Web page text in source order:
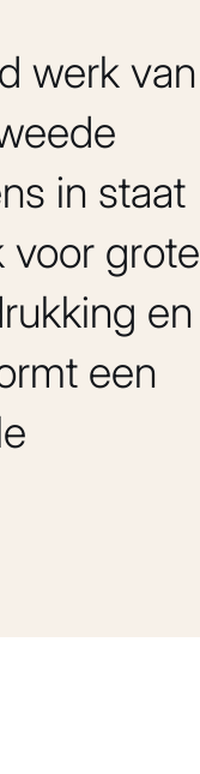
werk van
in staat
voor grote
en
een